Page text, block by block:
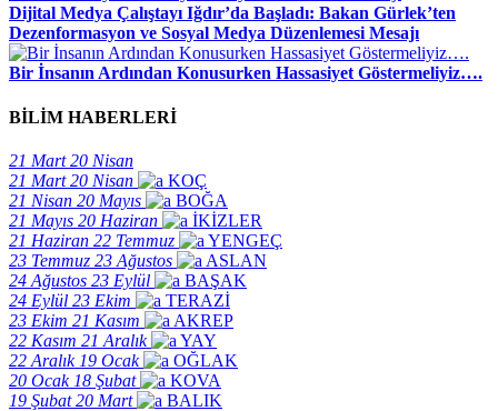
Dijital Medya Çalıştayı Iğdır’da Başladı: Bakan Gürlek’ten
Dezenformasyon ve Sosyal Medya Düzenlemesi Mesajı
Bir İnsanın Ardından Konusurken Hassasiyet Göstermeliyiz….
BİLİM HABERLERİ
21 Mart 20 Nisan
21 Mart 20 Nisan
KOÇ
21 Nisan 20 Mayıs
BOĞA
21 Mayıs 20 Haziran
İKİZLER
21 Haziran 22 Temmuz
YENGEÇ
23 Temmuz 23 Ağustos
ASLAN
24 Ağustos 23 Eylül
BAŞAK
24 Eylül 23 Ekim
TERAZİ
23 Ekim 21 Kasım
AKREP
22 Kasım 21 Aralık
YAY
22 Aralık 19 Ocak
OĞLAK
20 Ocak 18 Şubat
KOVA
19 Şubat 20 Mart BALIK